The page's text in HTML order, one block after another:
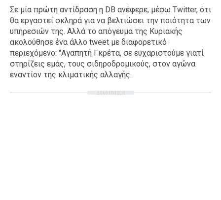
Σε μία πρώτη αντίδραση η DB ανέφερε, μέσω Twitter, ότι
θα εργαστεί σκληρά για να βελτιώσει την ποιότητα των
υπηρεσιών της. Αλλά το απόγευμα της Κυριακής
ακολούθησε ένα άλλο tweet με διαφορετικό
περιεχόμενο: "Αγαπητή Γκρέτα, σε ευχαριστούμε γιατί
στηρίζεις εμάς, τους σιδηροδρομικούς, στον αγώνα
εναντίον της κλιματικής αλλαγής.
ΔΙΑΦΗΜΙΣΗ